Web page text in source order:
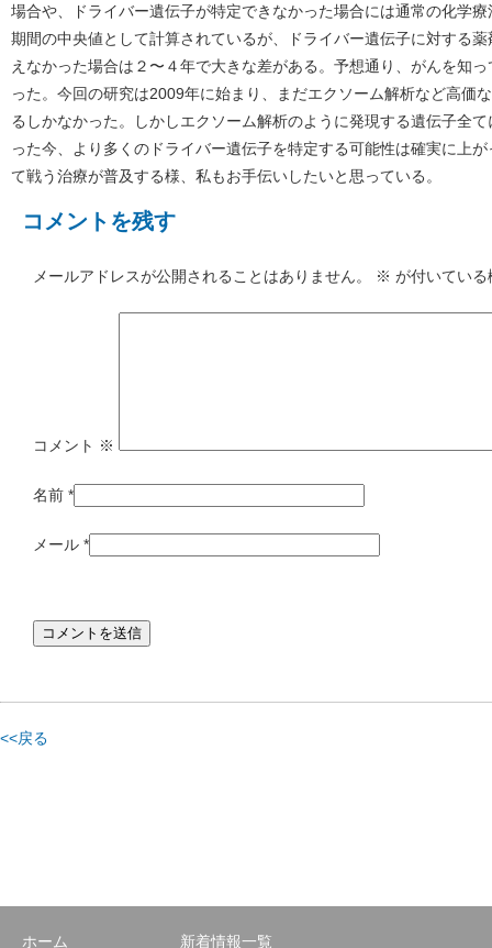
場合や、ドライバー遺伝子が特定できなかった場合には通常の化学
期間の中央値として計算されているが、ドライバー遺伝子に対する
えなかった場合は２〜４年で大きな差がある。予想通り、がんを知
った。今回の研究は2009年に始まり、まだエクソーム解析など高価
るしかなかった。しかしエクソーム解析のように発現する遺伝子全
った今、より多くのドライバー遺伝子を特定する可能性は確実に上
て戦う治療が普及する様、私もお手伝いしたいと思っている。
コメントを残す
メールアドレスが公開されることはありません。 ※ が付いてい
コメント ※
名前 *
メール *
<<戻る
ホーム 新着情報一覧